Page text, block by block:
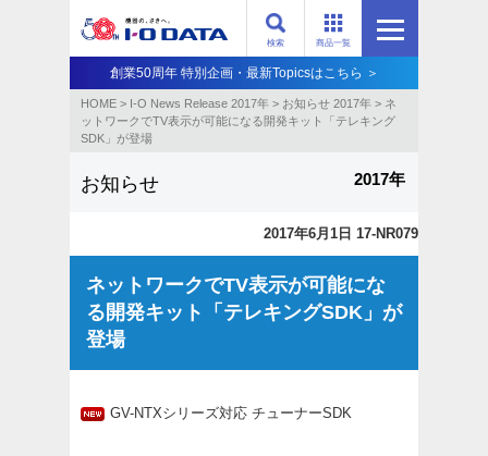
商品一覧
検索
創業50周年 特別企画・最新Topicsはこちら ＞
HOME > I-O News Release 2017年 > お知らせ 2017年 > ネ
ットワークでTV表示が可能になる開発キット「テレキング
SDK」が登場
お知らせ 2017年
2017年6月1日 17-NR079
ネットワークでTV表示が可能にな
る開発キット「テレキングSDK」が
登場
GV-NTXシリーズ対応 チューナーSDK